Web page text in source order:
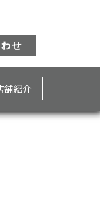
せ
舗紹介